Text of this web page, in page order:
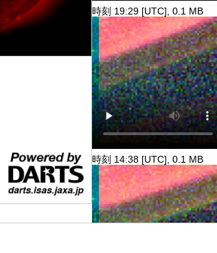
時刻 19:29 [UTC], 0.1 MB
時刻 14:38 [UTC], 0.1 MB